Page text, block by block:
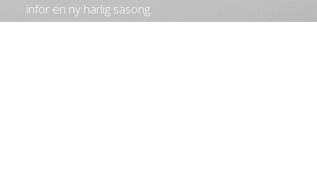
inför en ny härlig säsong.